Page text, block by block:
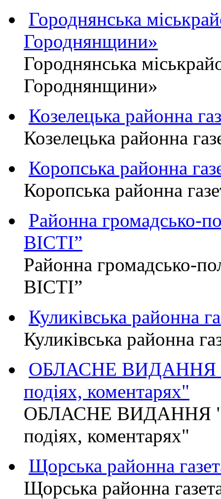
Городнянська
Городнянщини»
Городнянська
Городнянщини»
Козелецька районна
Козелецька районна
Коропська районна
Коропська районна
Районна громадсько-
ВІСТІ”
Районна громадсько-
ВІСТІ”
Куликівська районна
Куликівська районна
ОБЛАСНЕ ВИДАННЯ
подіях, коментарях"
ОБЛАСНЕ ВИДАННЯ
подіях, коментарях"
Щорська районна
Щорська районна